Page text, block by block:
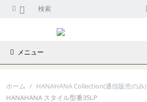
検索
メニュー
ホーム / HANAHANA Collection(通信販売のみ)
HANAHANA スタイル型番35LP